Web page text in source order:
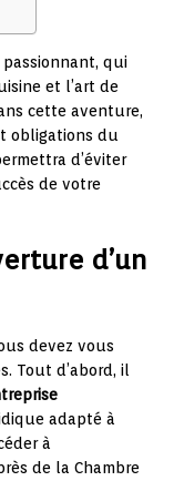
qui
et l’art de
cette aventure,
obligations du
d’éviter
de votre
d’un
devez vous
Tout d’abord, il
adapté à
à
de la Chambre